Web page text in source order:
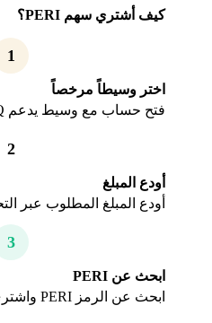
كيف أشتري سهم PERI؟
1
اختر وسيطاً مرخصاً
فتح حساب مع وسيط يدعم NASDAQ
2
أودع المبلغ
أودع المبلغ المطلوب عبر
3
ابحث عن PERI
ابحث عن الرمز PERI واشتري بالسعر المناسب